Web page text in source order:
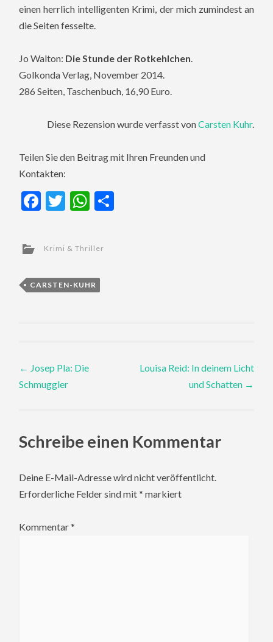
einen herrlich intelligenten Krimi, der mich zumindest an
die Seiten fesselte.
Jo Walton: Die Stunde der Rotkehlchen.
Golkonda Verlag, November 2014.
286 Seiten, Taschenbuch, 16,90 Euro.
Diese Rezension wurde verfasst vonCarsten Kuhr.
Teilen Sie den Beitrag mit Ihren Freunden und
Kontakten:
Facebook
TwitterWhatsApp
Krimi & Thriller
CARSTEN-KUHR
Post
navigation
← Josep Pla: Die
Schmuggler
Louisa Reid: In deinem Licht
und Schatten →
Schreibe einen Kommentar
Deine E-Mail-Adresse wird nicht veröffentlicht.
Erforderliche Felder sind mit* markiert
Kommentar*